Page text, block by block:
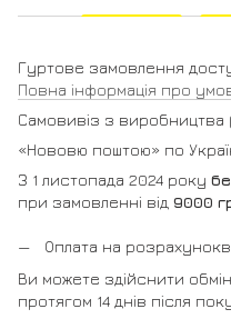
Гуртове замовлення
Повна інформація про
Самовивіз з виробництва
«Нововю поштою» по
З 1 листопада 2024 року
при замовленні від 9000
Оплата на
Ви можете здійснити
протягом 14 днів після